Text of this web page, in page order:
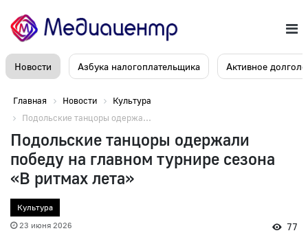
Новости Азбука налогоплательщика Активное
Главная Новости
Культура
Подольские танцоры одержа...
Подольские танцоры одержали
победу на главном турнире сезона
«В ритмах лета»
Культура
23 июня 2026
77